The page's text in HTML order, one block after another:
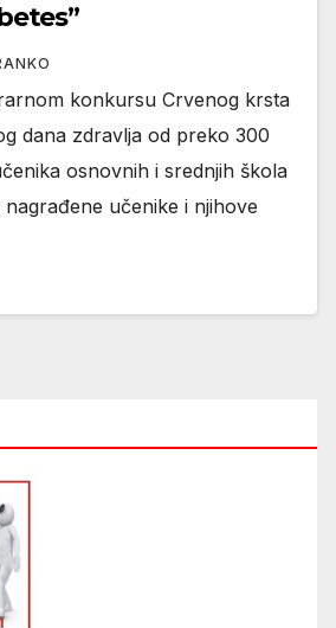
konkursu Crvenog krsta
dana zdravlja od preko 300
osnovnih i srednjih škola
učenike i njihove